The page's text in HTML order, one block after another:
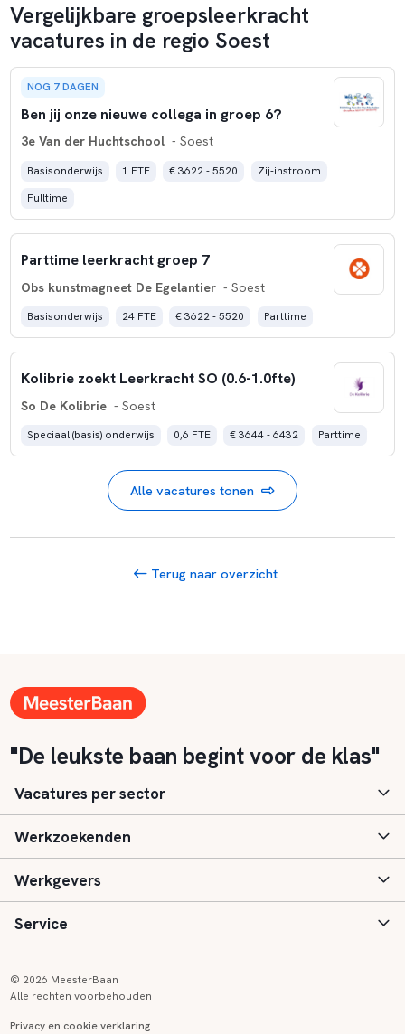
Vergelijkbare groepsleerkracht
vacatures in de regio Soest
NOG 7 DAGEN
Ben jij onze nieuwe collega in groep 6?
3e Van der Huchtschool - Soest
Basisonderwijs 1 FTE € 3622 - 5520
Zij-instroom
Fulltime
Parttime leerkracht groep 7
Obs kunstmagneet De Egelantier - Soest
Basisonderwijs 24 FTE € 3622 - 5520 Parttime
Kolibrie zoekt Leerkracht SO (0.6-1.0fte)
So De Kolibrie - Soest
Speciaal (basis) onderwijs 0,6 FTE € 3644 - 6432 Parttime
Alle vacatures tonen
Terug naar overzicht
"De leukste baan begint voor de klas"
Vacatures per sector
Basisonderwijs
Speciaal (basis) onderwijs
Voortgezet onderwijs
Werkzoekenden
Aanmelden
Vacatures
Werkgevers
Inloggen
Service
© 2026 MeesterBaan
Alle rechten voorbehouden
Privacy en cookie verklaring